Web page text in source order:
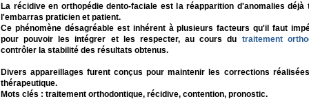
La récidive en orthopédie dento-faciale est la réapparition d'anomalies déjà
l'embarras praticien et patient.
Ce phénomène désagréable est inhérent à plusieurs facteurs qu'il faut
pour pouvoir les intégrer et les respecter, au cours du traitement
contrôler la stabilité des résultats obtenus.
Divers appareillages furent conçus pour maintenir les corrections
thérapeutique.
Mots clés : traitement orthodontique, récidive, contention, pronostic.